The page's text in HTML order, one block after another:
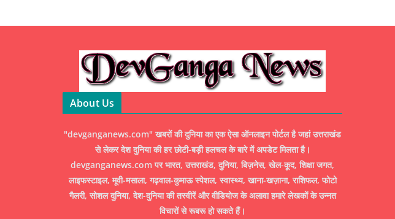
About Us
"devganganews.com" खबरों की दुनिया का एक ऐसा ऑनलाइन पोर्टल है जहां उत्तराखंड
से लेकर देश दुनिया की हर छोटी-बड़ी हलचल के बारे में अपडेट मिलता है।
devganganews.com पर भारत, उत्तराखंड, दुनिया, बिज़नेस, खेल-कूद, शिक्षा जगत,
लाइफस्टाइल, मूवी-मसाला, गढ़वाल-कुमाऊ स्पेशल, स्वास्थ्य, खाना-खज़ाना, राशिफल, फोटो
गैलरी, सोशल दुनिया, देश-दुनिया की तस्वीरें और वीडियोज के अलावा हमारे लेखकों के उन्नत
विचारों से रूबरू हो सकते हैं।